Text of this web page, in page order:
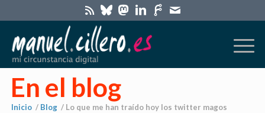
En el blog
Inicio / Blog / Lo que me han traído hoy los twitter magos